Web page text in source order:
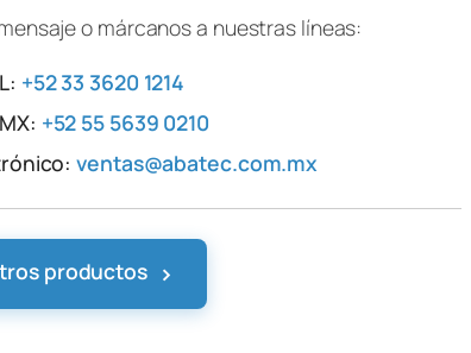
o márcanos a nuestras líneas:
+52 33 3620 1214
+52 55 5639 0210
ventas@abatec.com.mx
productos ›